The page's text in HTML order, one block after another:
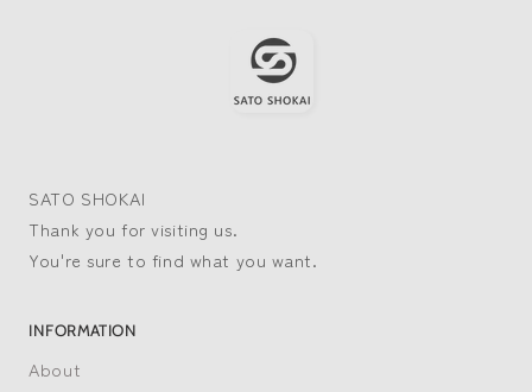
SATO SHOKAI
Thank you for visiting us.
You're sure to find what you want.
INFORMATION
About